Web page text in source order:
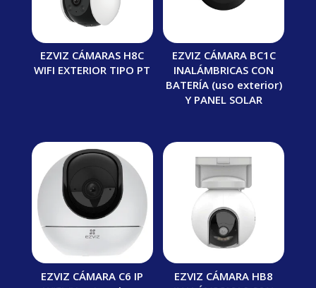
EZVIZ CÁMARAS H8C
WIFI EXTERIOR TIPO PT
EZVIZ CÁMARA BC1C
INALÁMBRICAS CON
BATERÍA (uso exterior)
Y PANEL SOLAR
EZVIZ CÁMARA C6 IP
EZVIZ CÁMARA HB8